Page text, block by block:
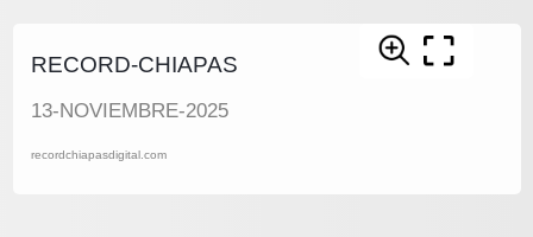
RECORD-CHIAPAS
13-NOVIEMBRE-2025
recordchiapasdigital.com